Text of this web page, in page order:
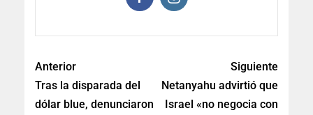
Anterior
Tras la disparada del
dólar blue, denunciaron
Siguiente
Netanyahu advirtió que
Israel «no negocia con